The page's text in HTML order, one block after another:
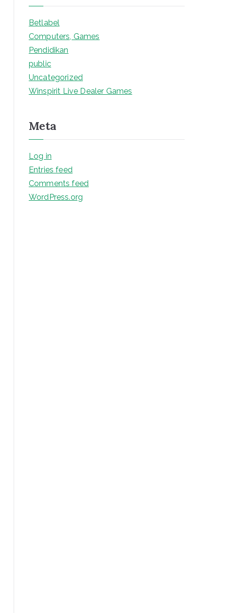
Betlabel
Computers, Games
Pendidikan
public
Uncategorized
Winspirit Live Dealer Games
Meta
Log in
Entries feed
Comments feed
WordPress.org